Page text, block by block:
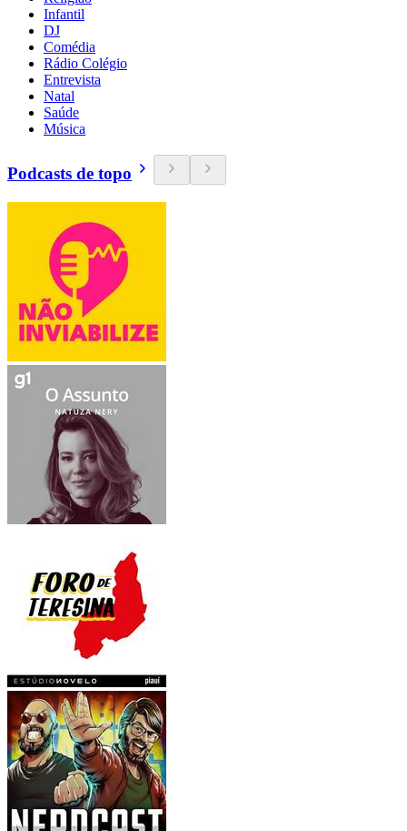
Infantil
DJ
Comédia
Rádio Colégio
Entrevista
Natal
Saúde
Música
Podcasts de topo